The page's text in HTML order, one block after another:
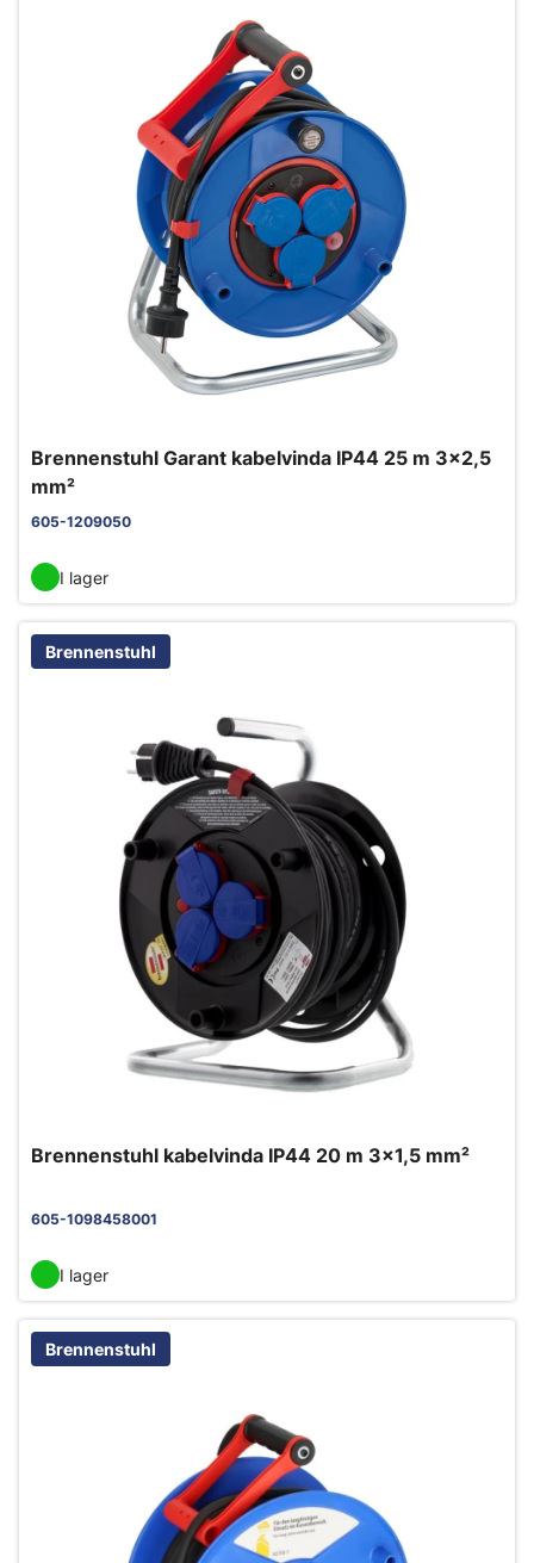
Brennenstuhl Garant kabelvinda IP44 25 m 3x2,5
mm²
605-1209050
I lager
Brennenstuhl
Brennenstuhl kabelvinda IP44 20 m 3x1,5 mm²
605-1098458001
I lager
Brennenstuhl